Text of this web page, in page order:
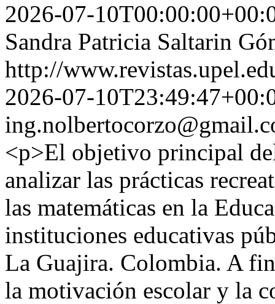
2026-07-
Sandra Patricia Saltarin
http://
2026-07-
<p>El objetivo principal
analizar las prácticas
las matemáticas en la
instituciones educativas
La Guajira. Colombia. A
la motivación escolar y la